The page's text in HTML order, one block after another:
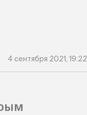
4 сентября 2021, 19:22